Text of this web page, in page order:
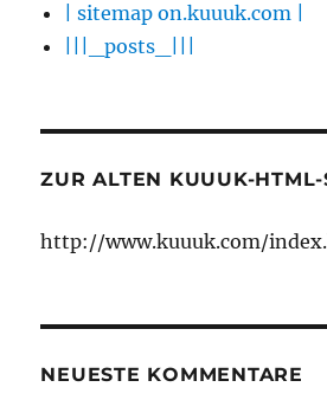
| sitemap on.kuuuk.com |
|||_posts_|||
ZUR ALTEN KUUUK-HTML-
http://www.kuuuk.com/
NEUESTE KOMMENTARE